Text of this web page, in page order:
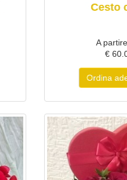
Cesto
A
€
Ordina